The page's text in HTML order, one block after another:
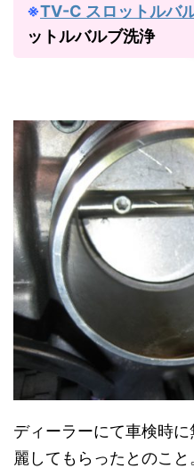
※TV-C スロットルバ
ットルバルブ洗浄
ディーラーにて車検時
麗してもらったとのこと